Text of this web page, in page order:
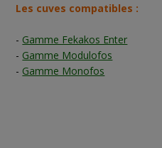
Les cuves compatibles :
- Gamme Fekakos Enter
- Gamme Modulofos
- Gamme Monofos